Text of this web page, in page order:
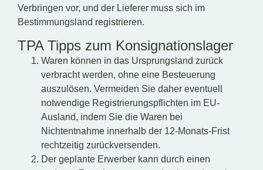
Verbringen vor, und der Lieferer muss sich im
Bestimmungsland registrieren.
TPA Tipps zum Konsignationslager
Waren können in das Ursprungsland zurück
verbracht werden, ohne eine Besteuerung
auszulösen. Vermeiden Sie daher eventuell
notwendige Registrierungspflichten im EU-
Ausland, indem Sie die Waren bei
Nichtentnahme innerhalb der 12-Monats-Frist
rechtzeitig zurückversenden.
Der geplante Erwerber kann durch einen